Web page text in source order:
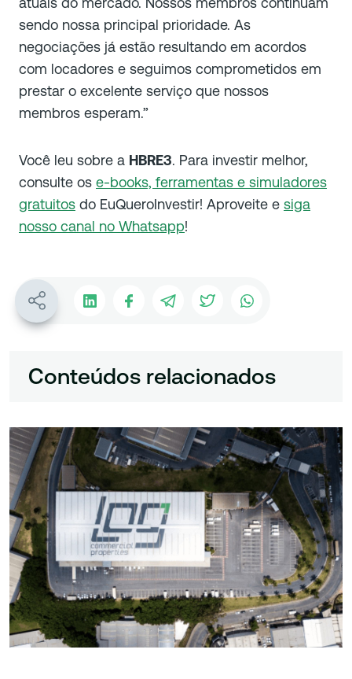
sendo nossa principal prioridade. As
negociações já estão resultando em acordos
com locadores e seguimos comprometidos em
prestar o excelente serviço que nossos
membros esperam.”
Você leu sobre a HBRE3. Para investir melhor,
consulte os e-books, ferramentas e simuladores
gratuitos do EuQueroInvestir! Aproveite e siga
nosso canal no Whatsapp!
Conteúdos relacionados